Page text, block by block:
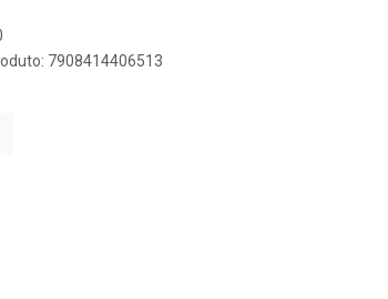
7908414406513